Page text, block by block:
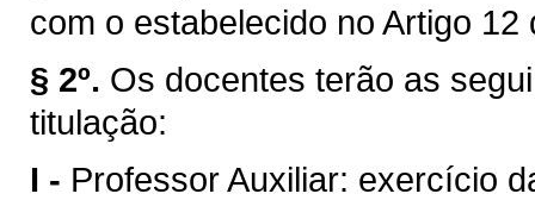
com o estabelecido no Artigo 12
§ 2º. Os docentes terão as
titulação:
I - Professor Auxiliar: exercício